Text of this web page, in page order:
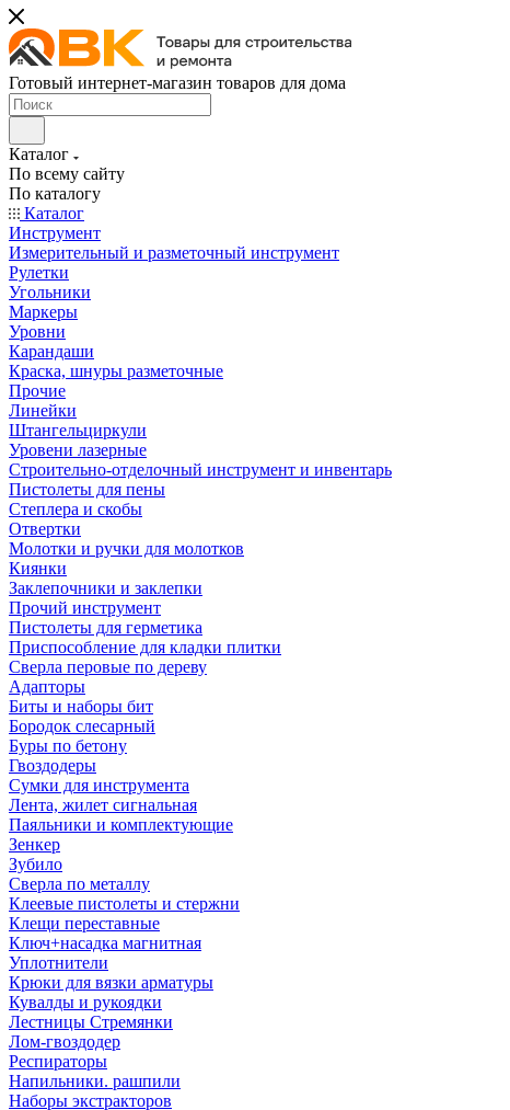
Готовый интернет-магазин товаров для дома
Каталог
По всему сайту
По каталогу
Каталог
Инструмент
Измерительный и разметочный инструмент
Рулетки
Угольники
Маркеры
Уровни
Карандаши
Краска, шнуры разметочные
Прочие
Линейки
Штангельциркули
Уровени лазерные
Строительно-отделочный инструмент и инвентарь
Пистолеты для пены
Степлера и скобы
Отвертки
Молотки и ручки для молотков
Киянки
Заклепочники и заклепки
Прочий инструмент
Пистолеты для герметика
Приспособление для кладки плитки
Сверла перовые по дереву
Адапторы
Биты и наборы бит
Бородок слесарный
Буры по бетону
Гвоздодеры
Сумки для инструмента
Лента, жилет сигнальная
Паяльники и комплектующие
Зенкер
Зубило
Сверла по металлу
Клеевые пистолеты и стержни
Клещи переставные
Ключ+насадка магнитная
Уплотнители
Крюки для вязки арматуры
Кувалды и рукоядки
Лестницы Стремянки
Лом-гвоздодер
Респираторы
Напильники. рашпили
Наборы экстракторов